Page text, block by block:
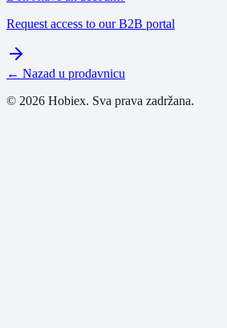
Request access to our B2B portal
← Nazad u prodavnicu
© 2026 Hobiex. Sva prava zadržana.